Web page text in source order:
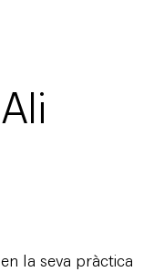
la seva pràctica